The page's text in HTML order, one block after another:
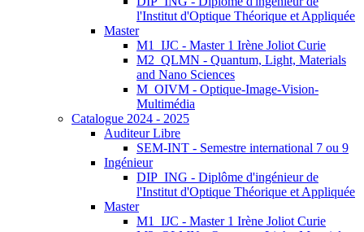
l'Institut d'Optique Théorique et Appliquée
Master
M1_IJC - Master 1 Irène Joliot Curie
M2_QLMN - Quantum, Light, Materials
and Nano Sciences
M_OIVM - Optique-Image-Vision-
Multimédia
Catalogue 2024 - 2025
Auditeur Libre
SEM-INT - Semestre international 7 ou 9
Ingénieur
DIP_ING - Diplôme d'ingénieur de
l'Institut d'Optique Théorique et Appliquée
Master
M1_IJC - Master 1 Irène Joliot Curie